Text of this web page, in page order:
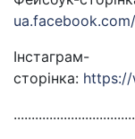
Інстаграм-
сторінка: https://